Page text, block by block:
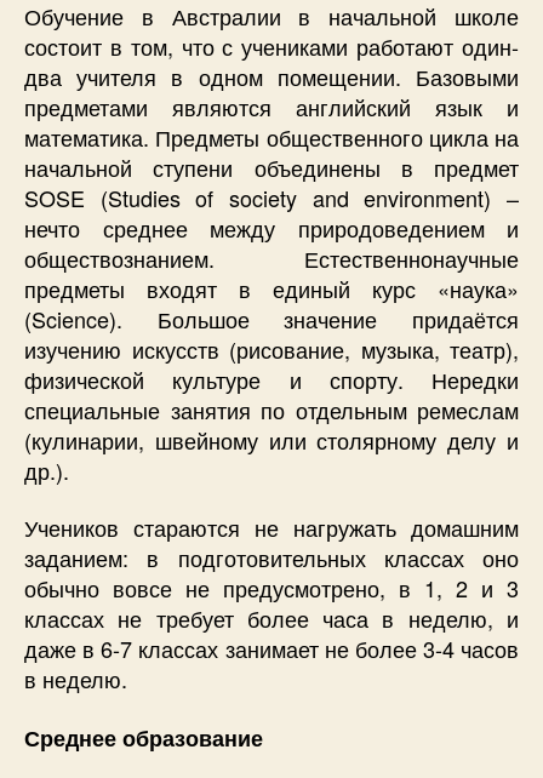
Обучение в Австралии в начальной школе
состоит в том, что с учениками работают один-
два учителя в одном помещении. Базовыми
предметами являются английский язык и
математика. Предметы общественного цикла на
начальной ступени объединены в предмет
SOSE (Studies of society and environment) –
нечто среднее между природоведением и
обществознанием. Естественнонаучные
предметы входят в единый курс «наука»
(Science). Большое значение придаётся
изучению искусств (рисование, музыка, театр),
физической культуре и спорту. Нередки
специальные занятия по отдельным ремеслам
(кулинарии, швейному или столярному делу и
др.).
Учеников стараются не нагружать домашним
заданием: в подготовительных классах оно
обычно вовсе не предусмотрено, в 1, 2 и 3
классах не требует более часа в неделю, и
даже в 6-7 классах занимает не более 3-4 часов
в неделю.
Среднее образование